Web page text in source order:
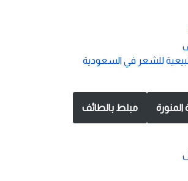
للشعر في السعودية
المنورة مبلط بالطائف